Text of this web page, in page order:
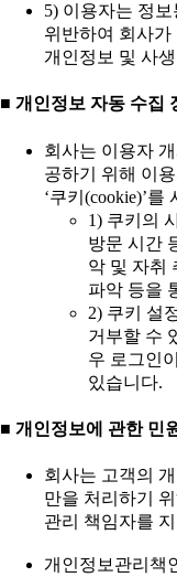
5) 이용자는 정
위반하여 회사가
개인정보 및 사
■ 개인정보 자동 수집
회사는 이용자
공하기 위해 이
‘쿠키(cookie)’를
1) 쿠키의
방문 시간
악 및 자취
파악 등을
2) 쿠키 설
거부할 수
우 로그인
있습니다.
■ 개인정보에 관한 민
회사는 고객의
만을 처리하기
관리 책임자를
개인정보관리책